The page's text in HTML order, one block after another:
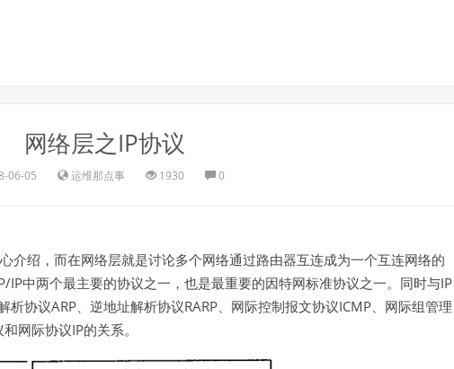
网络层之IP协议
06-05 运维那点事 1930 0
介绍，而在网络层就是讨论多个网络通过路由器互连成为一个互连网络的
IP中两个最主要的协议之一，也是最重要的因特网标准协议之一。同时与IP
析协议ARP 、逆地址解析协议RARP 、网际控制报文协议ICMP 、网际组管理
和网际协议IP的关系。